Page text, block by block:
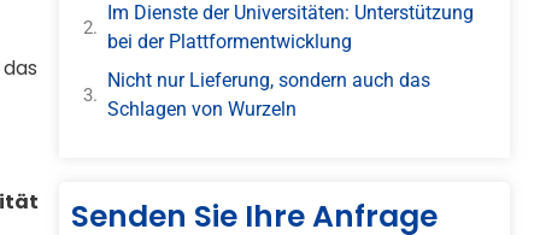
Im Dienste der Universitäten: Unterstützung
bei der Plattformentwicklung
Nicht nur Lieferung, sondern auch das
Schlagen von Wurzeln
Senden Sie Ihre Anfrage